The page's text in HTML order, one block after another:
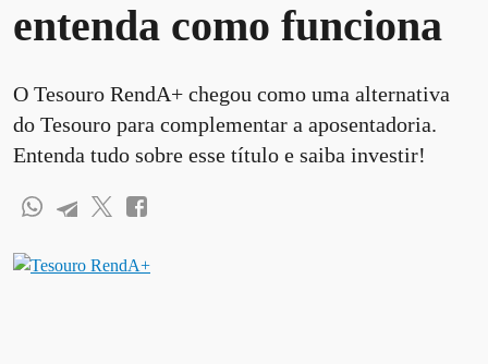
entenda como funciona
O Tesouro RendA+ chegou como uma alternativa
do Tesouro para complementar a aposentadoria.
Entenda tudo sobre esse título e saiba investir!